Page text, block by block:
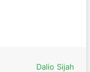
Dalio Sijah